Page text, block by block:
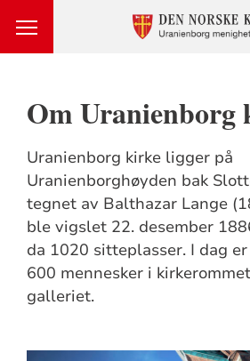
Om Uranienborg
Uranienborg kirke ligger på
Uranienborghøyden bak
tegnet av Balthazar Lange
ble vigslet 22. desember
da 1020 sitteplasser. I dag
600 mennesker i
galleriet.